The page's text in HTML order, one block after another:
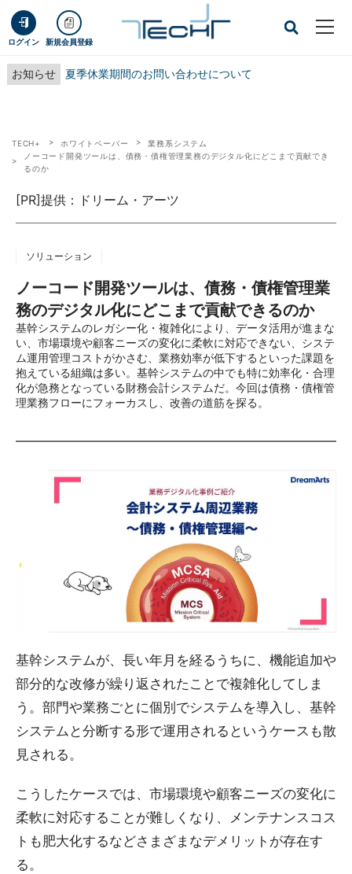
ログイン 新規会員登録
お知らせ 夏季休業期間のお問い合わせについて
TECH+ ホワイトペーパー
業務系システム
ノーコード開発ツールは、債務・債権管理業務のデジタル化にどこまで貢献でき
るのか
[PR]提供：ドリーム・アーツ
ソリューション
ノーコード開発ツールは、債務・債権管理業
務のデジタル化にどこまで貢献できるのか
基幹システムのレガシー化・複雑化により、データ活用が進まな
い、市場環境や顧客ニーズの変化に柔軟に対応できない、システ
ム運用管理コストがかさむ、業務効率が低下するといった課題を
抱えている組織は多い。基幹システムの中でも特に効率化・合理
化が急務となっている財務会計システムだ。今回は債務・債権管
理業務フローにフォーカスし、改善の道筋を探る。
基幹システムが、長い年月を経るうちに、機能追加や
部分的な改修が繰り返されたことで複雑化してしま
う。部門や業務ごとに個別でシステムを導入し、基幹
システムと分断する形で運用されるというケースも散
見される。
こうしたケースでは、市場環境や顧客ニーズの変化に
柔軟に対応することが難しくなり、メンテナンスコス
トも肥大化するなどさまざまなデメリットが存在す
る。